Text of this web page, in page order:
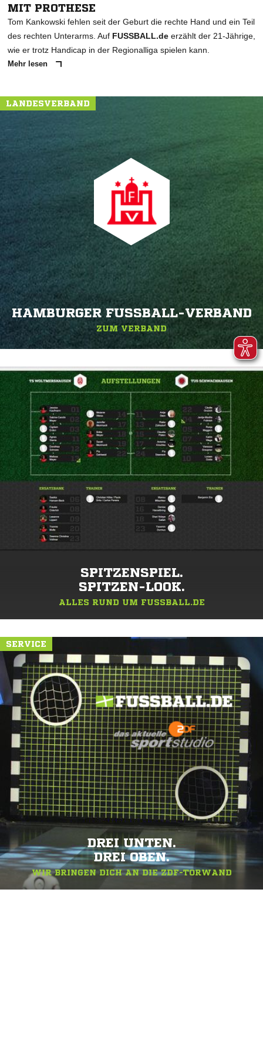
MIT PROTHESE
Tom Kankowski fehlen seit der Geburt die rechte Hand und ein Teil
des rechten Unterarms. Auf FUSSBALL.de erzählt der 21-Jährige,
wie er trotz Handicap in der Regionalliga spielen kann.
Mehr lesen
LANDESVERBAND
HAMBURGER FUSSBALL-VERBAND
ZUM VERBAND
SPITZENSPIEL.
SPITZEN-LOOK.
ALLES RUND UM FUSSBALL.DE
SERVICE
DREI UNTEN.
DREI OBEN.
WIR BRINGEN DICH AN DIE ZDF-TORWAND